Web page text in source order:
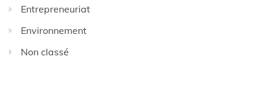
Entrepreneuriat
Environnement
Non classé